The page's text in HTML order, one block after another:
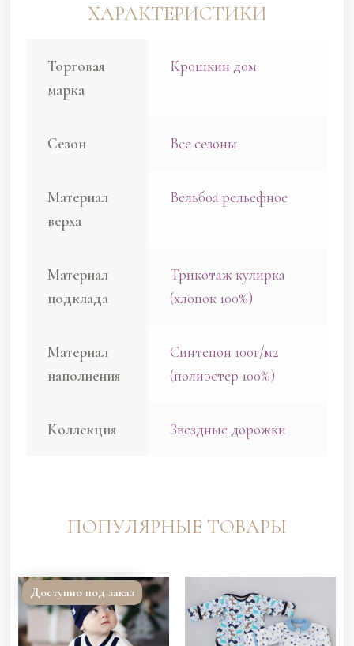
ХАРАКТЕРИСТИКИ
Торговая
марка
Крошкин дом
Сезон Все сезоны
Материал
верха
Вельбоа рельефное
Материал
подклада
Трикотаж кулирка
(хлопок 100%)
Материал
наполнения
Синтепон 100г/м2
(полиэстер 100%)
Коллекция Звездные дорожки
ПОПУЛЯРНЫЕ ТОВАРЫ
Доступно под заказ